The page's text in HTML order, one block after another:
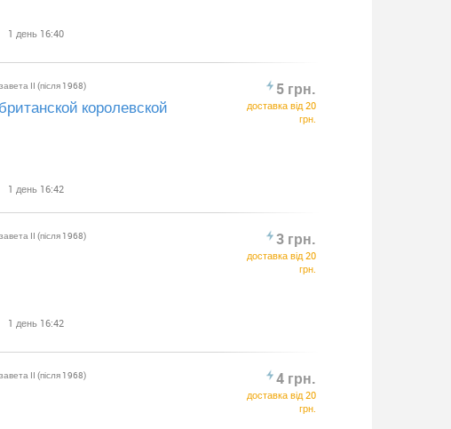
1 день 16:40
5 грн.
доставка від 20
грн.
II (після 1968)
королевской
1 день 16:42
3 грн.
доставка від 20
грн.
II (після 1968)
1 день 16:42
4 грн.
доставка від 20
грн.
II (після 1968)